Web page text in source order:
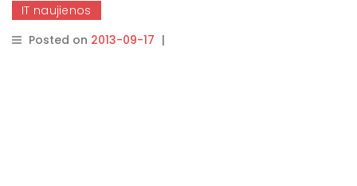
IT naujienos
Posted on 2013-09-17 |